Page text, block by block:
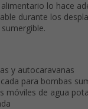
lo hace
durante los
y autocaravanas
para bombas
móviles de agua